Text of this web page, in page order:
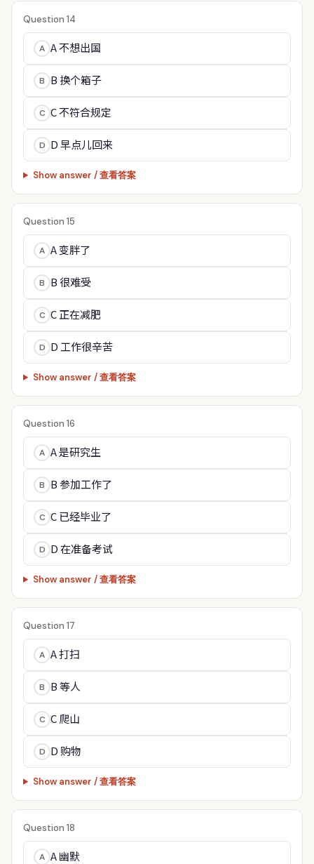
Question 14
A A 不想出国
B B 换个箱子
C C 不符合规定
D D 早点儿回来
Show answer / 查看答案
Question 15
A A 变胖了
B B 很难受
C C 正在减肥
D D 工作很辛苦
Show answer / 查看答案
Question 16
A A 是研究生
B B 参加工作了
C C 已经毕业了
D D 在准备考试
Show answer / 查看答案
Question 17
A A 打扫
B B 等人
C C 爬山
D D 购物
Show answer / 查看答案
Question 18
A A 幽默